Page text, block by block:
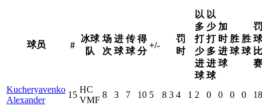
球员 #
冰球
队
场
次
进
球
传
球
得
分
+/-
罚
时
以
多
打
少
进
球
以
少
打
多
进
球
加
时
进
球
胜
球
胜
球
罚
球
比
赛
Kucheryavenko
Alexander
15
HC
VMF
8 3 7 10 5 8 3 4 1 2 0 0 0 0
18